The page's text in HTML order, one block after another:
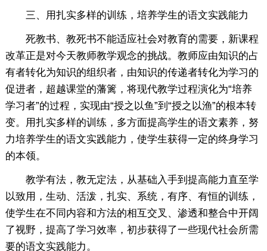
三、用扎实多样的训练，培养学生的语文实践能力
死教书、教死书不能适应社会对教育的需要，新课程
改革正是对今天教师教学观念的挑战。教师应由知识的占
有者转化为知识的组织者，由知识的传递者转化为学习的
促进者，超越课堂的藩篱，将现代教学过程演化为“培养
学习者”的过程，实现由“授之以鱼”到“授之以渔”的根本转
变。用扎实多样的训练，多方面提高学生的语文素养，努
力培养学生的语文实践能力，使学生获得一定的终身学习
的本领。
教学有法，教无定法，从基础入手到提高能力直至学
以致用，生动、活泼，扎实、系统，有序、有恒的训练，
使学生在不同内容和方法的相互交叉、渗透和整合中开阔
了视野，提高了学习效率，初步获得了一些现代社会所需
要的语文实践能力。